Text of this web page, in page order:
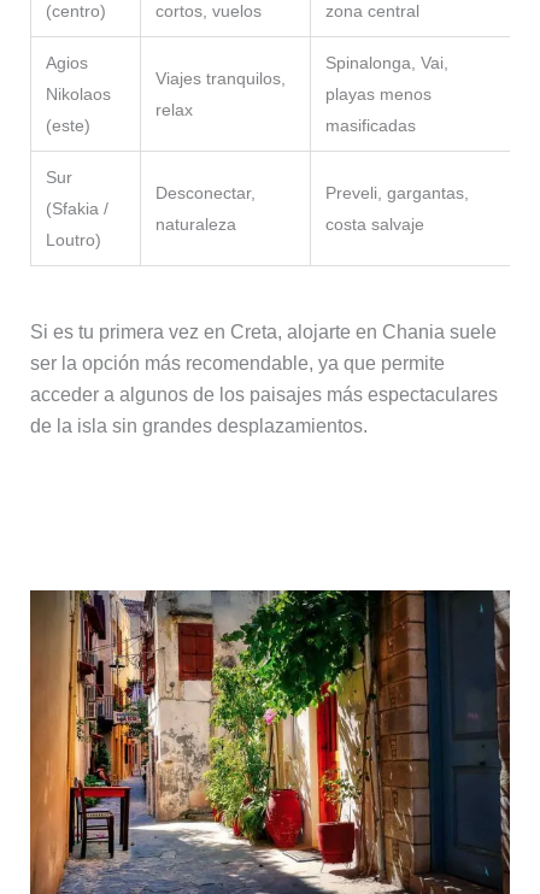
(centro)
cortos, vuelos
zona central
Agios
Nikolaos
(este)
Viajes tranquilos,
relax
Spinalonga, Vai,
playas menos
masificadas
Sur
(Sfakia /
Loutro)
Desconectar,
naturaleza
Preveli, gargantas,
costa salvaje
Si es tu primera vez en Creta, alojarte en Chania suele
ser la opción más recomendable, ya que permite
acceder a algunos de los paisajes más espectaculares
de la isla sin grandes desplazamientos.